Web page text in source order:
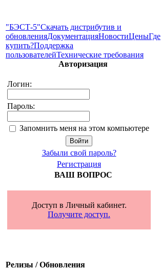
"БЭСТ-5"Скачать дистрибутив и
обновленияДокументацияНовостиЦеныГде
купить?Поддержка
пользователейТехнические требования
Авторизация
Логин:
Пароль:
Запомнить меня на этом компьютере
Забыли свой пароль?
Регистрация
ВАШ ВОПРОС
Доступ в Личный кабинет.
Получите доступ.
Релизы / Обновления